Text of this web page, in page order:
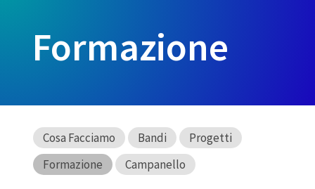
Formazione
Cosa Facciamo Bandi
Progetti
Formazione
Campanello